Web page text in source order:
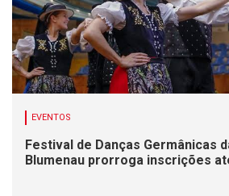
EVENTOS
Festival de Danças Germânicas
Blumenau prorroga inscrições